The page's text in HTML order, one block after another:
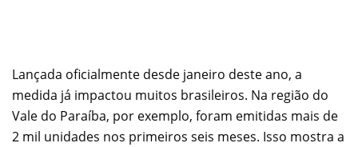
Lançada oficialmente desde janeiro deste ano, a
medida já impactou muitos brasileiros. Na região do
Vale do Paraíba, por exemplo, foram emitidas mais de
2 mil unidades nos primeiros seis meses. Isso mostra a